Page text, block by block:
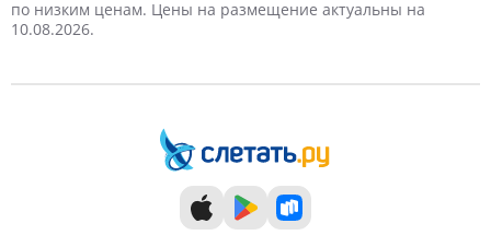
12 дней
14 дней
Декабрь
по низким ценам. Цены на размещение актуальны на
10.08.2026.